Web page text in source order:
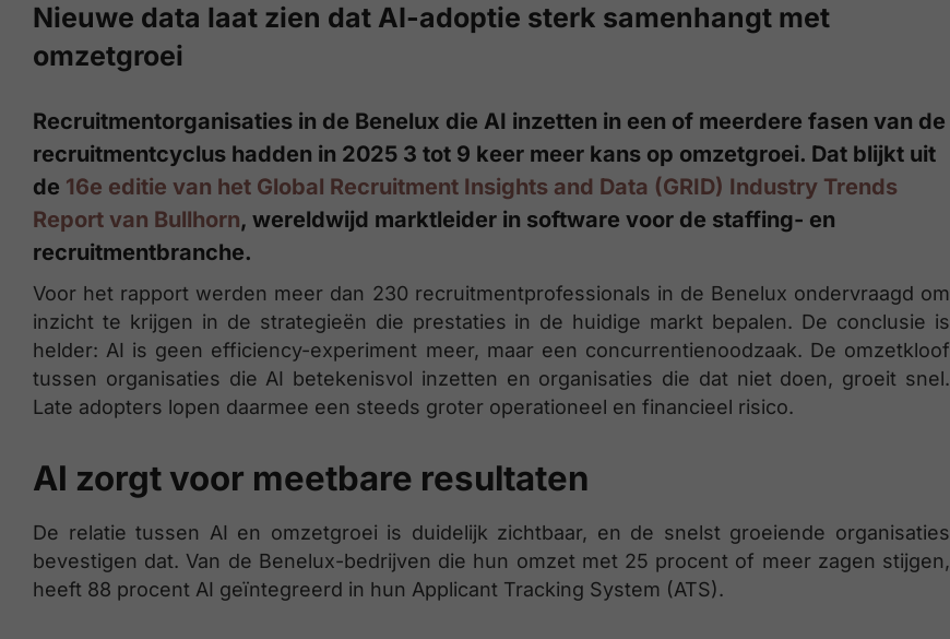
Nieuwe data laat zien dat AI-adoptie sterk samenhangt met
omzetgroei
Recruitmentorganisaties in de Benelux die AI inzetten in een of meerdere fasen van de
recruitmentcyclus hadden in 2025 3 tot 9 keer meer kans op omzetgroei. Dat blijkt uit
de 16e editie van het Global Recruitment Insights and Data (GRID) Industry Trends
Report van Bullhorn, wereldwijd marktleider in software voor de staffing- en
recruitmentbranche.
Voor het rapport werden meer dan 230 recruitmentprofessionals in de Benelux ondervraagd om
inzicht te krijgen in de strategieën die prestaties in de huidige markt bepalen. De conclusie is
helder: AI is geen efficiency-experiment meer, maar een concurrentienoodzaak. De omzetkloof
tussen organisaties die AI betekenisvol inzetten en organisaties die dat niet doen, groeit snel.
Late adopters lopen daarmee een steeds groter operationeel en financieel risico.
AI zorgt voor meetbare resultaten
De relatie tussen AI en omzetgroei is duidelijk zichtbaar, en de snelst groeiende organisaties
bevestigen dat. Van de Benelux-bedrijven die hun omzet met 25 procent of meer zagen stijgen,
heeft 88 procent AI geïntegreerd in hun Applicant Tracking System (ATS).